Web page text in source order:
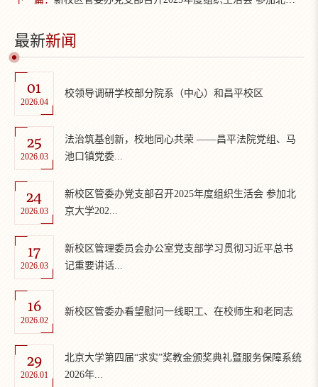
最新新闻
01
2026.04
校领导调研学校部分院系（中心）和昌平校区
25
2026.03
法治筑基创新，校地同心共荣 ——昌平法院党组、马
池口镇党委...
24
2026.03
新校区管委办党支部召开2025年度组织生活会 参加北
京大学202...
17
2026.03
新校区管理委员会办公室党支部学习贯彻习近平总书
记重要讲话...
16
2026.02
新校区管委办看望慰问一线职工、在校师生和老同志
29
2026.01
北京大学第四届“求实”奖教金颁奖典礼暨服务保障系统
2026年...